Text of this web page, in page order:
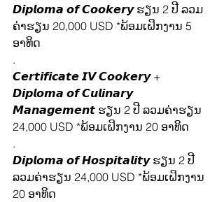
𝘿𝙞𝙥𝙡𝙤𝙢𝙖 𝙤𝙛 𝘾𝙤𝙤𝙠𝙚𝙧𝙮 ຮຽນ 2 ປີ ລວມ
ຄ່າຮຽນ 20,000 USD *ພ້ອມເຝິກງານ 5
ອາທິດ
.
𝘾𝙚𝙧𝙩𝙞𝙛𝙞𝙘𝙖𝙩𝙚 𝙄𝙑 𝘾𝙤𝙤𝙠𝙚𝙧𝙮 +
𝘿𝙞𝙥𝙡𝙤𝙢𝙖 𝙤𝙛 𝘾𝙪𝙡𝙞𝙣𝙖𝙧𝙮
𝙈𝙖𝙣𝙖𝙜𝙚𝙢𝙚𝙣𝙩 ຮຽນ 2 ປີ ລວມຄ່າຮຽນ
24,000 USD *ພ້ອມເຝິກງານ 20 ອາທິດ
.
𝘿𝙞𝙥𝙡𝙤𝙢𝙖 𝙤𝙛 𝙃𝙤𝙨𝙥𝙞𝙩𝙖𝙡𝙞𝙩𝙮 ຮຽນ 2 ປີ
ລວມຄ່າຮຽນ 24,000 USD *ພ້ອມເຝິກງານ
20 ອາທິດ